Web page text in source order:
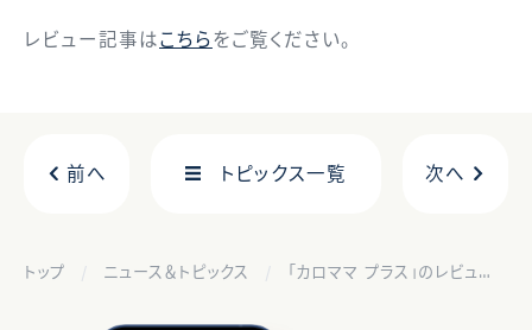
レビュー記事はこちらをご覧ください。
前へ トピックス一覧 次へ
トップ ニュース＆トピックス 「カロママ プラス」のレビュー記事がアプリマニアックスに掲載されました